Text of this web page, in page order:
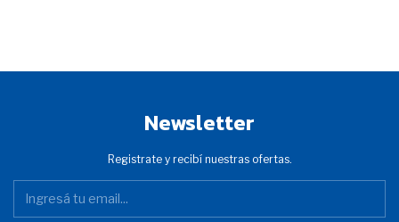
Newsletter
Registrate y recibí nuestras ofertas.